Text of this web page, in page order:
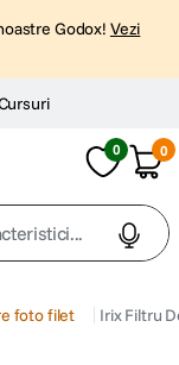
Godox! Vezi
0 0
foto filet Irix Filtru